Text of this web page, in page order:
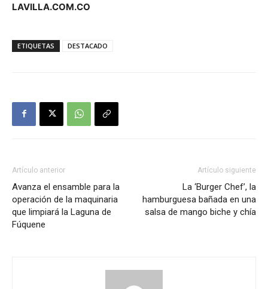
LAVILLA.COM.CO
ETIQUETAS DESTACADO
Artículo anterior
Avanza el ensamble para la
operación de la maquinaria
que limpiará la Laguna de
Fúquene
Artículo siguiente
La ‘Burger Chef’, la
hamburguesa bañada en una
salsa de mango biche y chía